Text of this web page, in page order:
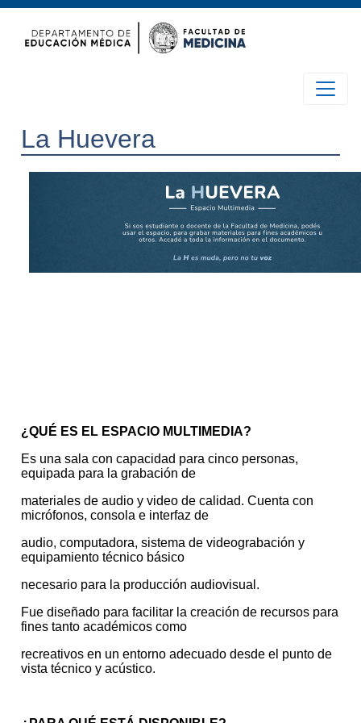
La Huevera
¿QUÉ ES EL ESPACIO MULTIMEDIA?
Es una sala con capacidad para cinco personas,
equipada para la grabación de
materiales de audio y video de calidad. Cuenta con
micrófonos, consola e interfaz de
audio, computadora, sistema de videograbación y
equipamiento técnico básico
necesario para la producción audiovisual.
Fue diseñado para facilitar la creación de recursos para
fines tanto académicos como
recreativos en un entorno adecuado desde el punto de
vista técnico y acústico.